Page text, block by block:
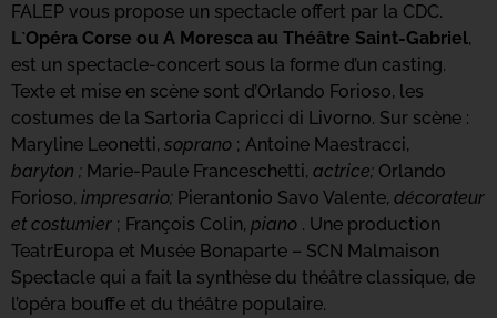
FALEP vous propose un spectacle offert par la CDC.
L`Opéra Corse ou A Moresca au Théâtre Saint-Gabriel,
est un spectacle-concert sous la forme d’un casting.
Texte et mise en scène sont d’Orlando Forioso, les
costumes de la Sartoria Capricci di Livorno. Sur scène :
Maryline Leonetti, soprano ; Antoine Maestracci,
baryton ; Marie-Paule Franceschetti, actrice; Orlando
Forioso, impresario; Pierantonio Savo Valente, décorateur
et costumier ; François Colin, piano . Une production
TeatrEuropa et Musée Bonaparte – SCN Malmaison
Spectacle qui a fait la synthèse du théâtre classique, de
l’opéra bouffe et du théâtre populaire.